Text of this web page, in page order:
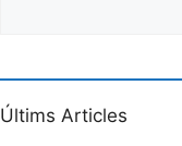
Últims Articles